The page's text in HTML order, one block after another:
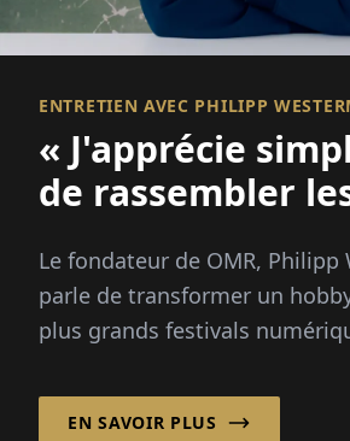
ENTRETIEN AVEC PHILIPP
« J'apprécie
de rassembler
Le fondateur de OMR, Philipp
parle de transformer un
plus grands festivals
pas de grand plan.
EN SAVOIR PLUS